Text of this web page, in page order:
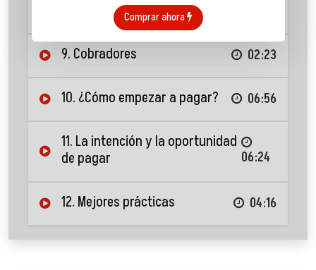
8. Hábitos
9. Cobradores 02:23
10. ¿Cómo empezar a pagar? 06:56
11. La intención y la oportunidad
de pagar
06:24
12. Mejores prácticas 04:16
Comprar ahora